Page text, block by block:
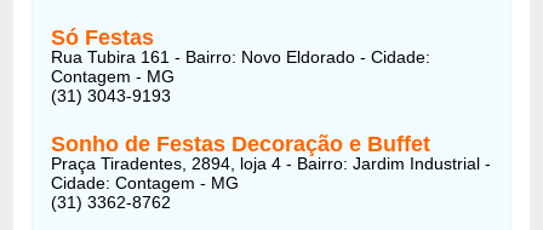
Só Festas
Rua Tubira 161 - Bairro: Novo Eldorado - Cidade:
Contagem - MG
(31) 3043-9193
Sonho de Festas Decoração e Buffet
Praça Tiradentes, 2894, loja 4 - Bairro: Jardim Industrial -
Cidade: Contagem - MG
(31) 3362-8762